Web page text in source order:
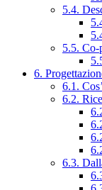
5.4.
5.5. Co-
6.
6.1.
6.2.
6.3.